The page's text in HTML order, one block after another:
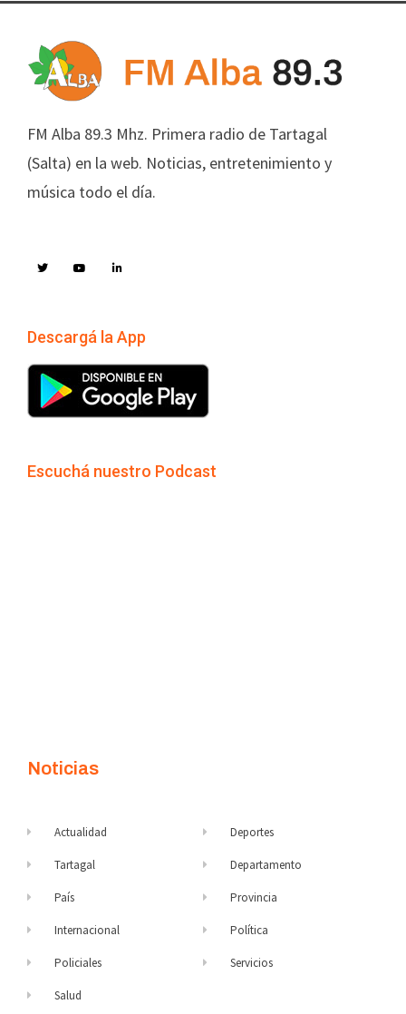
FM Alba 89.3 Mhz. Primera radio de Tartagal
(Salta) en la web. Noticias, entretenimiento y
música todo el día.
Descargá la App
Escuchá nuestro Podcast
Noticias
Actualidad
Tartagal
País
Internacional
Policiales
Salud
Deportes
Departamento
Provincia
Política
Servicios